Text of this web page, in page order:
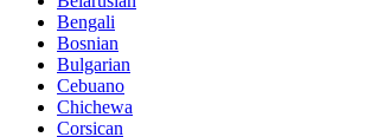
Bengali
Bosnian
Bulgarian
Cebuano
Chichewa
Corsican